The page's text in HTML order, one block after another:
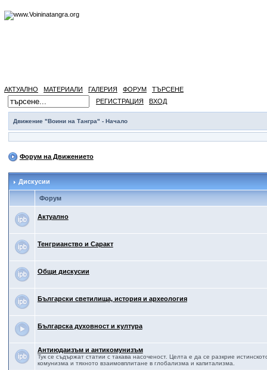
АКТУАЛНО МАТЕРИАЛИ ГАЛЕРИЯ ФОРУМ
ТЪРСЕНЕ
РЕГИСТРАЦИЯ
ВХОД
Движение "Воини на Тангра" - Начало
Форум на Движението
Дискусии
Форум
Актуално
Тенгрианство и Саракт
Общи дискусии
Български светилища, история и археология
Българска духовност и култура
Антиюдаизъм и антикомунизъм
Тук се съдържат статии с такава насоченост. Целта е да се разкрие
комунизма и тяхното взаимовплитане в глобализма и капитализма.